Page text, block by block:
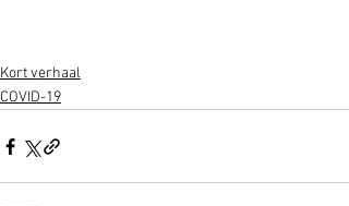
Kort verhaal
COVID-19